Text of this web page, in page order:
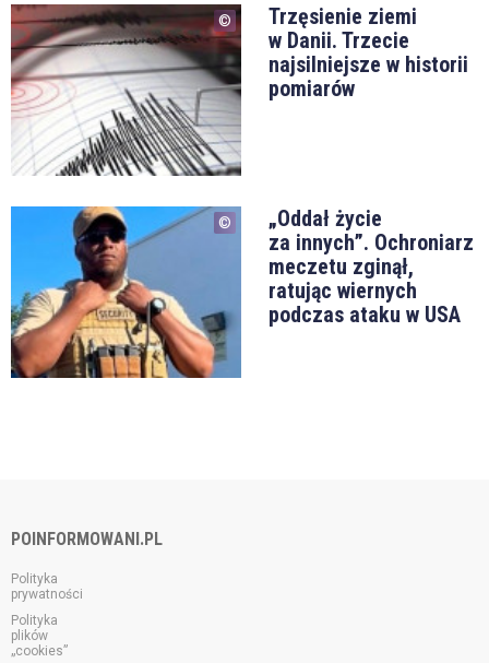
Trzęsienie ziemi
w Danii. Trzecie
najsilniejsze w historii
pomiarów
„Oddał życie
za innych”. Ochroniarz
meczetu zginął,
ratując wiernych
podczas ataku w USA
POINFORMOWANI.PL
Polityka
prywatności
Polityka
plików
„cookies”